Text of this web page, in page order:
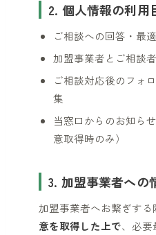
2. 個人情報の利用
ご相談への回答・最
加盟事業者とご相談
ご相談対応後のフォ
集
当窓口からのお知ら
意取得時のみ）
3. 加盟事業者への
加盟事業者へお繋ぎする
意を取得した上で、必要